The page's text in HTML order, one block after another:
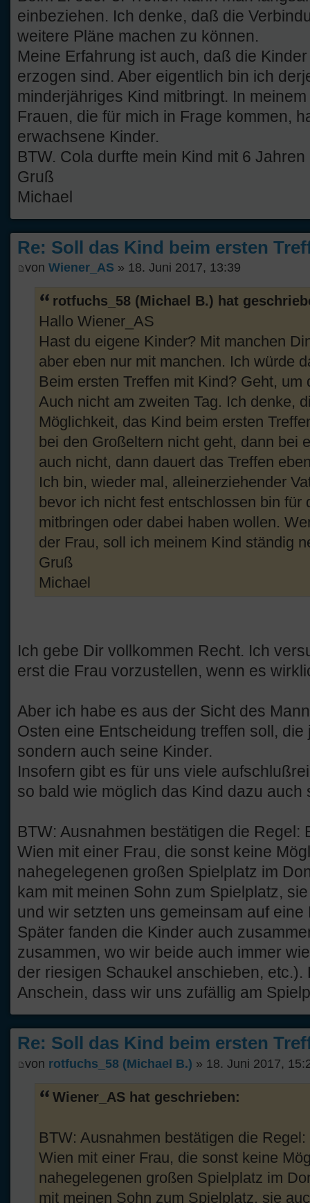
einbeziehen. Ich denke, daß die
weitere Pläne machen zu können.
Meine Erfahrung ist auch, daß die
erzogen sind. Aber eigentlich bin ich
minderjähriges Kind mitbringt. In
Frauen, die für mich in Frage kommen,
erwachsene Kinder.
BTW. Cola durfte mein Kind mit 6
Gruß
Michael
Re: Soll das Kind beim ersten
von Wiener_AS » 18. Juni 2017, 13:39
rotfuchs_58 (Michael B.) hat
Hallo Wiener_AS
Hast du eigene Kinder? Mit manchen
aber eben nur mit manchen. Ich würde
Beim ersten Treffen mit Kind? Geht,
Auch nicht am zweiten Tag. Ich denke,
Möglichkeit, das Kind beim ersten
bei den Großeltern nicht geht, dann bei
auch nicht, dann dauert das Treffen
Ich bin, wieder mal, alleinerziehender
bevor ich nicht fest entschlossen bin für
mitbringen oder dabei haben wollen.
der Frau, soll ich meinem Kind ständig
Gruß
Michael
Ich gebe Dir vollkommen Recht. Ich
erst die Frau vorzustellen, wenn es
Aber ich habe es aus der Sicht des
Osten eine Entscheidung treffen soll, die
sondern auch seine Kinder.
Insofern gibt es für uns viele
so bald wie möglich das Kind dazu auch
BTW: Ausnahmen bestätigen die Regel:
Wien mit einer Frau, die sonst keine
nahegelegenen großen Spielplatz im
kam mit meinen Sohn zum Spielplatz,
und wir setzten uns gemeinsam auf
Später fanden die Kinder auch
zusammen, wo wir beide auch immer
der riesigen Schaukel anschieben, etc.).
Anschein, dass wir uns zufällig am
Re: Soll das Kind beim ersten
von rotfuchs_58 (Michael B.) » 18. Juni 2017,
Wiener_AS hat geschrieben:
BTW: Ausnahmen bestätigen die
Wien mit einer Frau, die sonst keine
nahegelegenen großen Spielplatz im
mit meinen Sohn zum Spielplatz, sie